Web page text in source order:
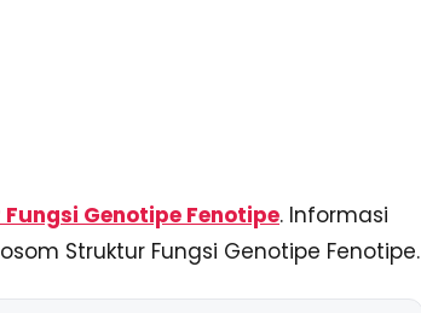
Genotipe Fenotipe. Informasi
Struktur Fungsi Genotipe Fenotipe.